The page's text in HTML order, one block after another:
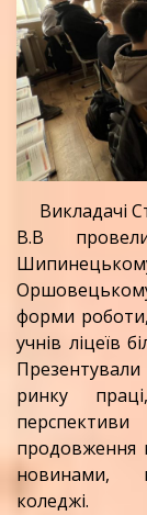
Викладачі
В.В
форми
учнів ліцеїв
ринку
продовження
новинами,
коледжі.